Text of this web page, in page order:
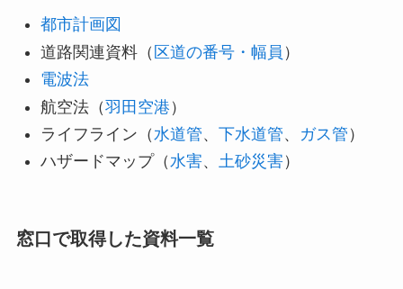
都市計画図
道路関連資料（ 区道の番号・幅員 ）
電波法
航空法（羽田空港 ）
ライフライン（ 水道管、 下水道管、 ガス管 ）
ハザードマップ（水害、 土砂災害）
窓口で取得した資料一覧